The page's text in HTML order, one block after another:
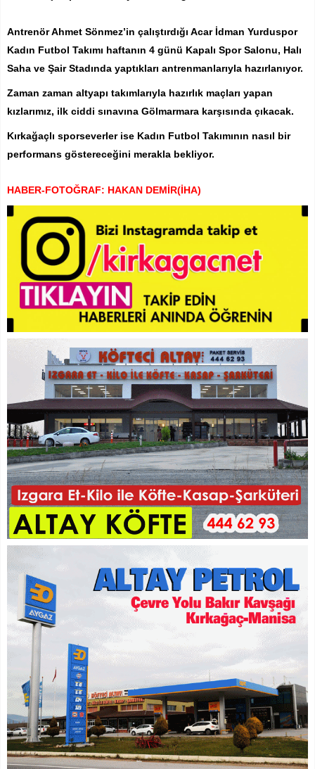
Antrenör Ahmet Sönmez’in çalıştırdığı Acar İdman Yurduspor
Kadın Futbol Takımı haftanın 4 günü Kapalı Spor Salonu, Halı
Saha ve Şair Stadında yaptıkları antrenmanlarıyla hazırlanıyor.
Zaman zaman altyapı takımlarıyla hazırlık maçları yapan
kızlarımız, ilk ciddi sınavına Gölmarmara karşısında çıkacak.
Kırkağaçlı sporseverler ise Kadın Futbol Takımının nasıl bir
performans göstereceğini merakla bekliyor.
HABER-FOTOĞRAF: HAKAN DEMİR(İHA)